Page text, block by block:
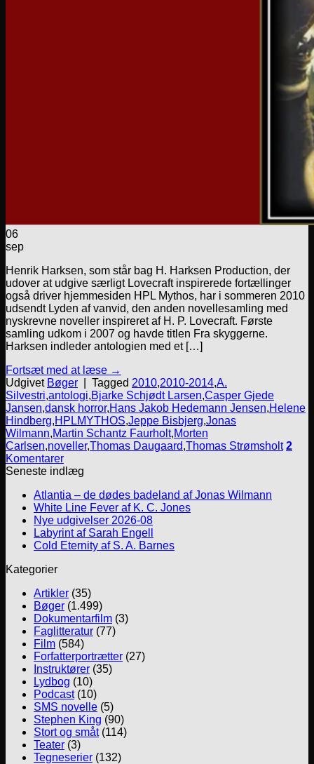
06
sep
Henrik Harksen, som står bag H. Harksen Production, der
udover at udgive særligt Lovecraft inspirerede fortællinger
også driver hjemmesiden HPL Mythos, har i sommeren 2010
udsendt Lyden af vanvid, den anden novellesamling med
nyskrevne noveller inspireret af H. P. Lovecraft. Første
samling udkom i 2007 og havde titlen Fra skyggerne.
Harksen indleder antologien med et […]
Fortsæt med at læse →
Udgivet Bøger Tagged 2010,2010-2014,A.
Silvestri,antologi,Bjarke Schjødt Larsen,Casper Gjede
Jansen,dansk horror,Hans Jakob Hedemann Jensen,Helene
Hindberg,HPLMYTHOS,Jeppe Bisbjerg,Jonas
Wilmann,Martin Schantz Faurholt,Morten
Carlsen,noveller,Thomas Daugaard,Thomas Strømsholt 2
Komentarer
Seneste indlæg
Atlantia – de dødes badeland af Jonas Wilmann
White Line Fever af K. C. Jones
Nye udgivelser 2026-08
Labyrint af Sarah Engell
Cold Eternity af S. A. Barnes
Kategorier
Artikler (35)
Bøger (1.499)
Dokumentarfilm (3)
Faglitteratur (77)
Film (584)
Forfatterportrætter (27)
Instruktører (35)
Lydbog (10)
Podcast(10)
SMS novelle (5)
Stephen King (90)
Stort og småt(114)
Teater (3)
Tegneserier (132)